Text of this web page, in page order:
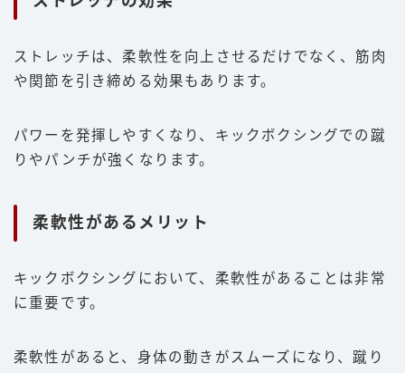
ストレッチは、柔軟性を向上させるだけでなく、筋肉
や関節を引き締める効果もあります。
パワーを発揮しやすくなり、キックボクシングでの蹴
りやパンチが強くなります。
柔軟性があるメリット
キックボクシングにおいて、柔軟性があることは非常
に重要です。
柔軟性があると、身体の動きがスムーズになり、蹴り